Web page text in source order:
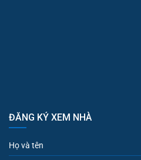
ĐĂNG KÝ XEM NHÀ